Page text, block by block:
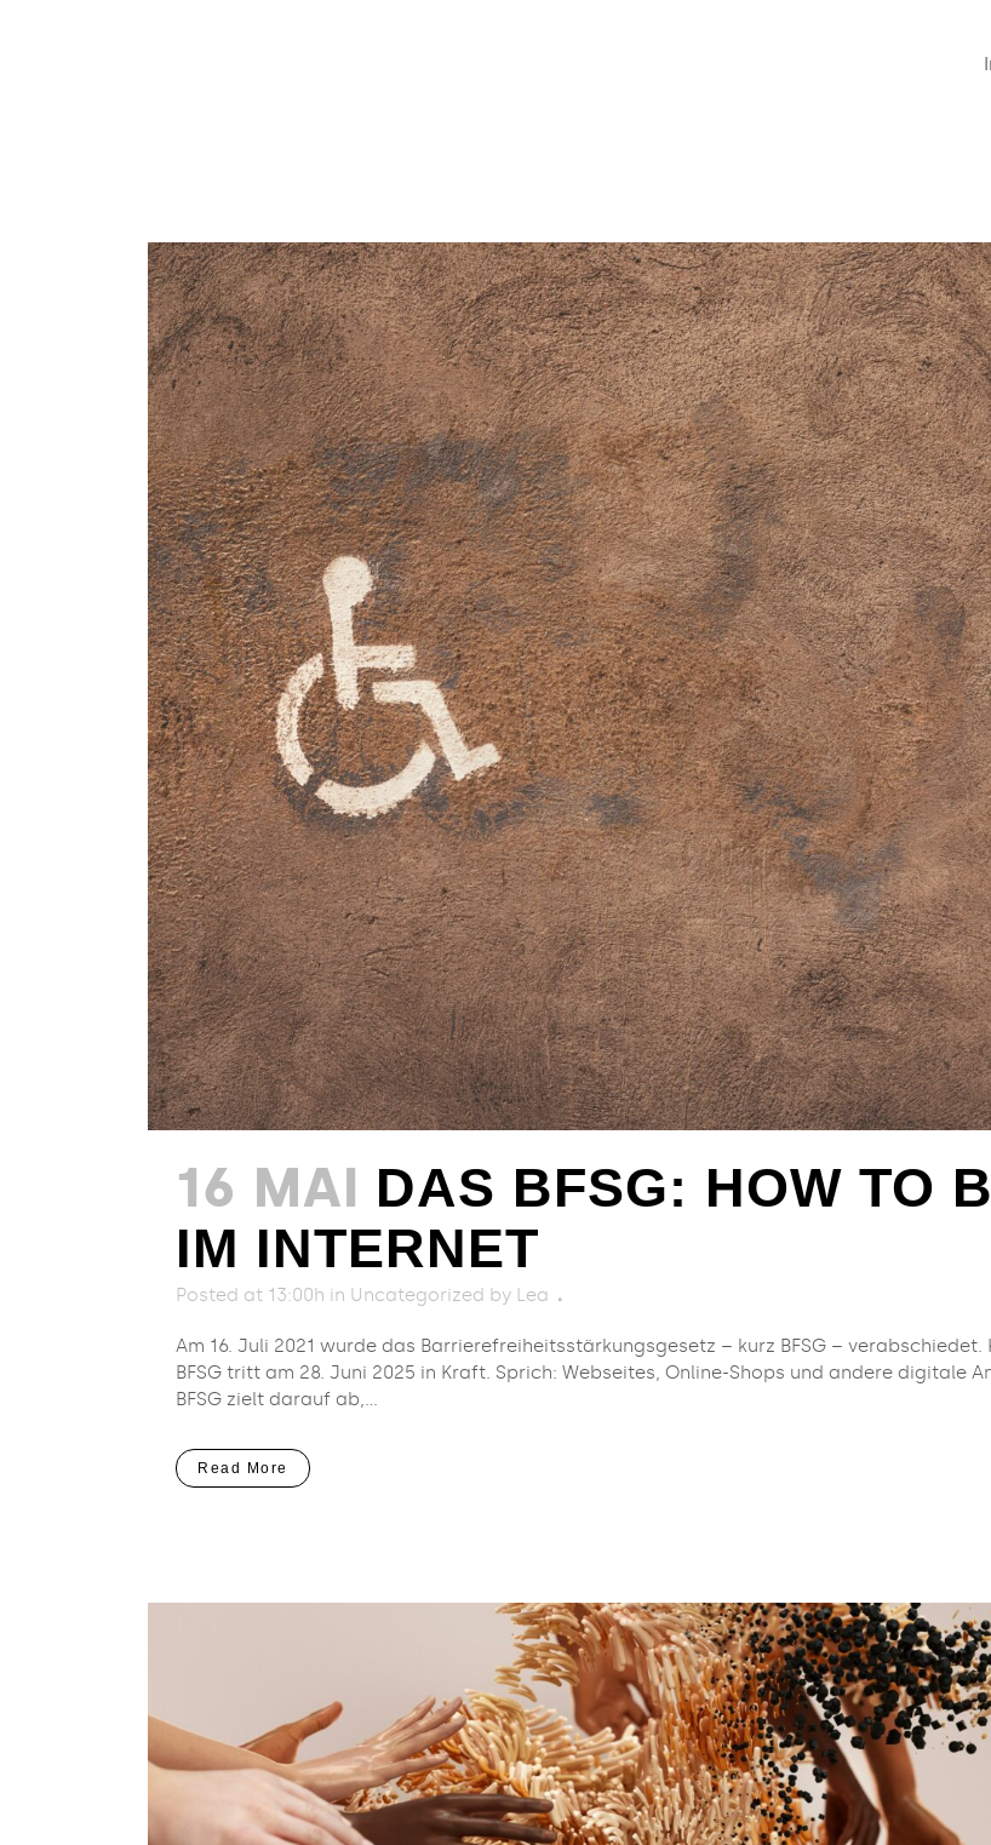
16 MAI DAS BFSG: HOW TO
IM INTERNET
Posted at 13:00h in Uncategorized by Lea
Am 16. Juli 2021 wurde das Barrierefreiheitsstärkungsgesetz – kurz BFSG –
BFSG tritt am 28. Juni 2025 in Kraft. Sprich: Webseites, Online-Shops und andere digitale
BFSG zielt darauf ab,...
Read More